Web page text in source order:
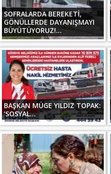
SOFRALARDA BEREKETİ,
GÖNÜLLERDE DAYANIŞMAYI
BÜYÜTÜYORUZ!...
BAŞKAN MÜGE YILDIZ TOPAK:
‘SOSYAL...